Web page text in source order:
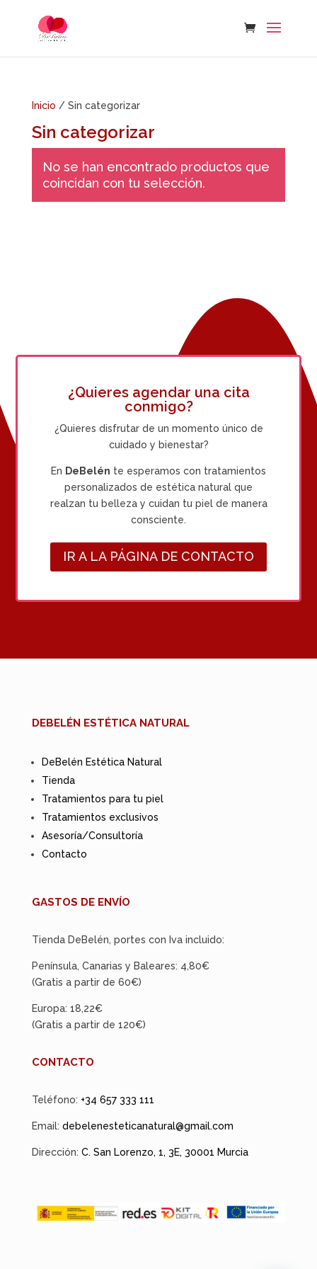
Inicio / Sin categorizar
Sin categorizar
No se han encontrado productos que
coincidan con tu selección.
¿Quieres agendar una cita
conmigo?
¿Quieres disfrutar de un momento único de
cuidado y bienestar?
En DeBelén te esperamos con tratamientos
personalizados de estética natural que
realzan tu belleza y cuidan tu piel de manera
consciente.
IR A LA PÁGINA DE CONTACTO
DEBELÉN ESTÉTICA NATURAL
DeBelén Estética Natural
Tienda
Tratamientos para tu piel
Tratamientos exclusivos
Asesoría/Consultoría
Contacto
GASTOS DE ENVÍO
Tienda DeBelén, portes con Iva incluido:
Península, Canarias y Baleares: 4,80€
(Gratis a partir de 60€)
Europa: 18,22€
(Gratis a partir de 120€)
CONTACTO
Teléfono: +34 657 333 111
Email: debelenesteticanatural@gmail.com
Dirección: C. San Lorenzo, 1, 3E, 30001 Murcia